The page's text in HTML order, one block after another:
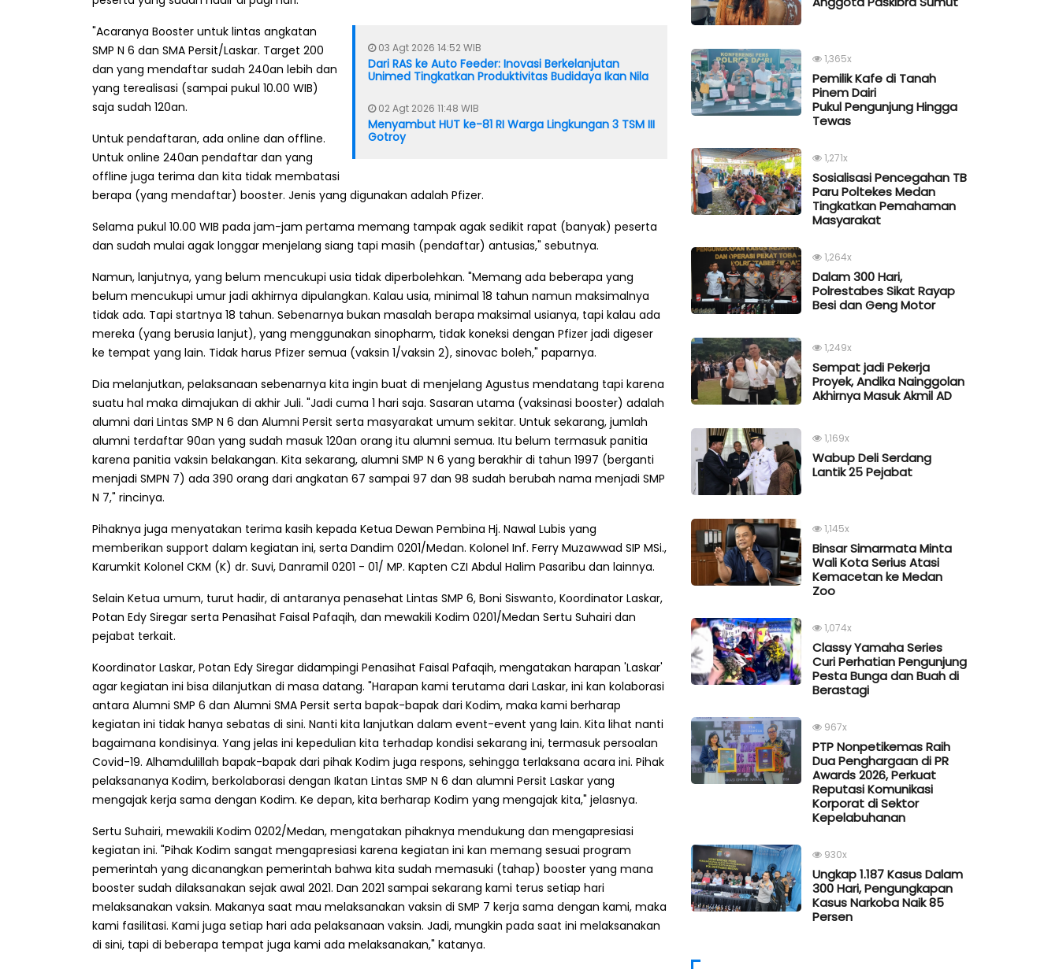
03 Agt 2026 14:52 WIB
Dari RAS ke Auto Feeder: Inovasi Berkelanjutan
Unimed Tingkatkan Produktivitas Budidaya Ikan Nila
02 Agt 2026 11:48 WIB
Menyambut HUT ke-81 RI Warga Lingkungan 3 TSM III
Gotroy
"Acaranya Booster untuk lintas angkatan
SMP N 6 dan SMA Persit/Laskar. Target 200
dan yang mendaftar sudah 240an lebih dan
yang terealisasi (sampai pukul 10.00 WIB)
saja sudah 120an.
Untuk pendaftaran, ada online dan offline.
Untuk online 240an pendaftar dan yang
offline juga terima dan kita tidak membatasi
berapa (yang mendaftar) booster. Jenis yang digunakan adalah Pfizer.
Selama pukul 10.00 WIB pada jam-jam pertama memang tampak agak sedikit rapat (banyak) peserta
dan sudah mulai agak longgar menjelang siang tapi masih (pendaftar) antusias," sebutnya.
Namun, lanjutnya, yang belum mencukupi usia tidak diperbolehkan. "Memang ada beberapa yang
belum mencukupi umur jadi akhirnya dipulangkan. Kalau usia, minimal 18 tahun namun maksimalnya
tidak ada. Tapi startnya 18 tahun. Sebenarnya bukan masalah berapa maksimal usianya, tapi kalau ada
mereka (yang berusia lanjut), yang menggunakan sinopharm, tidak koneksi dengan Pfizer jadi digeser
ke tempat yang lain. Tidak harus Pfizer semua (vaksin 1/vaksin 2), sinovac boleh," paparnya.
Dia melanjutkan, pelaksanaan sebenarnya kita ingin buat di menjelang Agustus mendatang tapi karena
suatu hal maka dimajukan di akhir Juli. "Jadi cuma 1 hari saja. Sasaran utama (vaksinasi booster) adalah
alumni dari Lintas SMP N 6 dan Alumni Persit serta masyarakat umum sekitar. Untuk sekarang, jumlah
alumni terdaftar 90an yang sudah masuk 120an orang itu alumni semua. Itu belum termasuk panitia
karena panitia vaksin belakangan. Kita sekarang, alumni SMP N 6 yang berakhir di tahun 1997 (berganti
menjadi SMPN 7) ada 390 orang dari angkatan 67 sampai 97 dan 98 sudah berubah nama menjadi SMP
N 7," rincinya.
Pihaknya juga menyatakan terima kasih kepada Ketua Dewan Pembina Hj. Nawal Lubis yang
memberikan support dalam kegiatan ini, serta Dandim 0201/Medan. Kolonel Inf. Ferry Muzawwad SIP MSi.,
Karumkit Kolonel CKM (K) dr. Suvi, Danramil 0201 - 01/ MP. Kapten CZI Abdul Halim Pasaribu dan lainnya.
Selain Ketua umum, turut hadir, di antaranya penasehat Lintas SMP 6, Boni Siswanto, Koordinator Laskar,
Potan Edy Siregar serta Penasihat Faisal Pafaqih, dan mewakili Kodim 0201/Medan Sertu Suhairi dan
pejabat terkait.
Koordinator Laskar, Potan Edy Siregar didampingi Penasihat Faisal Pafaqih, mengatakan harapan 'Laskar'
agar kegiatan ini bisa dilanjutkan di masa datang. "Harapan kami terutama dari Laskar, ini kan kolaborasi
antara Alumni SMP 6 dan Alumni SMA Persit serta bapak-bapak dari Kodim, maka kami berharap
kegiatan ini tidak hanya sebatas di sini. Nanti kita lanjutkan dalam event-event yang lain. Kita lihat nanti
bagaimana kondisinya. Yang jelas ini kepedulian kita terhadap kondisi sekarang ini, termasuk persoalan
Covid-19. Alhamdulillah bapak-bapak dari pihak Kodim juga respons, sehingga terlaksana acara ini. Pihak
pelaksananya Kodim, berkolaborasi dengan Ikatan Lintas SMP N 6 dan alumni Persit Laskar yang
mengajak kerja sama dengan Kodim. Ke depan, kita berharap Kodim yang mengajak kita," jelasnya.
Sertu Suhairi, mewakili Kodim 0202/Medan, mengatakan pihaknya mendukung dan mengapresiasi
kegiatan ini. "Pihak Kodim sangat mengapresiasi karena kegiatan ini kan memang sesuai program
pemerintah yang dicanangkan pemerintah bahwa kita sudah memasuki (tahap) booster yang mana
booster sudah dilaksanakan sejak awal 2021. Dan 2021 sampai sekarang kami terus setiap hari
melaksanakan vaksin. Makanya saat mau melaksanakan vaksin di SMP 7 kerja sama dengan kami, maka
kami fasilitasi. Kami juga setiap hari ada pelaksanaan vaksin. Jadi, mungkin pada saat ini melaksanakan
di sini, tapi di beberapa tempat juga kami ada melaksanakan," katanya.
1,365x
Pemilik Kafe di Tanah
Pinem Dairi
Pukul Pengunjung Hingga
Tewas
1,271x
Sosialisasi Pencegahan TB
Paru Poltekes Medan
Tingkatkan Pemahaman
Masyarakat
1,264x
Dalam 300 Hari,
Polrestabes Sikat Rayap
Besi dan Geng Motor
1,249x
Sempat jadi Pekerja
Proyek, Andika Nainggolan
Akhirnya Masuk Akmil AD
1,169x
Wabup Deli Serdang
Lantik 25 Pejabat
1,145x
Binsar Simarmata Minta
Wali Kota Serius Atasi
Kemacetan ke Medan
Zoo
1,074x
Classy Yamaha Series
Curi Perhatian Pengunjung
Pesta Bunga dan Buah di
Berastagi
967x
PTP Nonpetikemas Raih
Dua Penghargaan di PR
Awards 2026, Perkuat
Reputasi Komunikasi
Korporat di Sektor
Kepelabuhanan
930x
Ungkap 1.187 Kasus Dalam
300 Hari, Pengungkapan
Kasus Narkoba Naik 85
Persen